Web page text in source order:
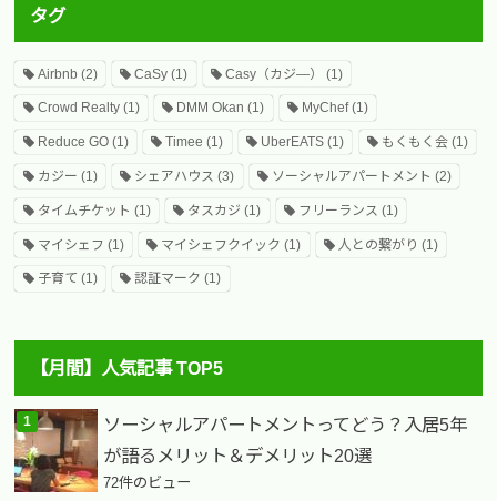
タグ
Airbnb (2) CaSy (1) Casy（カジ―） (1)
Crowd Realty(1) DMM Okan (1) MyChef(1)
Reduce GO(1) Timee (1) UberEATS (1) もくもく会(1)
カジー (1) シェアハウス (3) ソーシャルアパートメント (2)
タイムチケット (1) タスカジ (1) フリーランス (1)
マイシェフ (1) マイシェフクイック (1) 人との繋がり (1)
子育て (1) 認証マーク (1)
【月間】人気記事 TOP5
ソーシャルアパートメントってどう？入居5年
が語るメリット＆デメリット20選
72件のビュー